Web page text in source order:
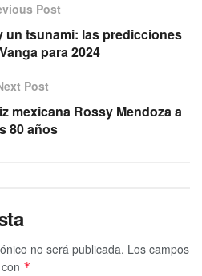
Post
un tsunami: las predicciones
para 2024
Post
mexicana Rossy Mendoza a
80 años
no será publicada. Los campos
*